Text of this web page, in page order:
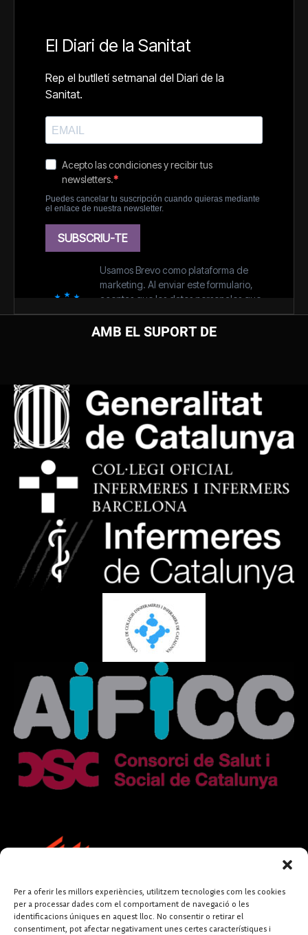
Per a oferir les millors experiències, utilitzem tecnologies com les cookies
per a processar dades com el comportament de navegació o les
identificacions úniques en aquest lloc. No consentir o retirar el
consentiment, pot afectar negativament unes certes característiques i
AMB EL SUPORT DE